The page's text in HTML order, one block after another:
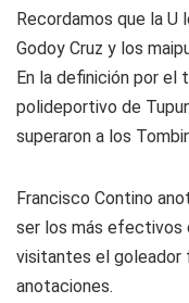
Recordamos que la U
Godoy Cruz y los
En la definición por el
polideportivo de
superaron a los
Francisco Contino
ser los más efectivos
visitantes el goleador
anotaciones.